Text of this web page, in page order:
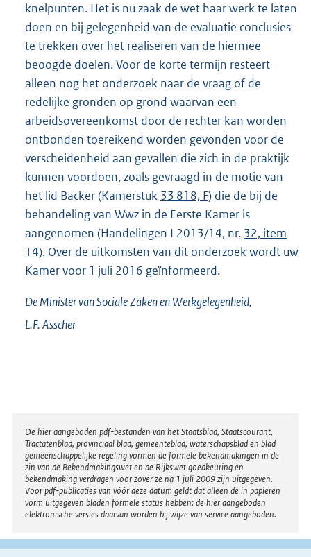
knelpunten. Het is nu zaak de wet haar werk te laten
doen en bij gelegenheid van de evaluatie conclusies
te trekken over het realiseren van de hiermee
beoogde doelen. Voor de korte termijn resteert
alleen nog het onderzoek naar de vraag of de
redelijke gronden op grond waarvan een
arbeidsovereenkomst door de rechter kan worden
ontbonden toereikend worden gevonden voor de
verscheidenheid aan gevallen die zich in de praktijk
kunnen voordoen, zoals gevraagd in de motie van
het lid Backer (Kamerstuk 33 818, F) die de bij de
behandeling van Wwz in de Eerste Kamer is
aangenomen (Handelingen I 2013/14, nr. 32, item
14). Over de uitkomsten van dit onderzoek wordt uw
Kamer voor 1 juli 2016 geïnformeerd.
De Minister van Sociale Zaken en Werkgelegenheid,
L.F.Asscher
Disclaimer
De hier aangeboden pdf-bestanden van het Staatsblad, Staatscourant,
Tractatenblad, provinciaal blad, gemeenteblad, waterschapsblad en blad
gemeenschappelijke regeling vormen de formele bekendmakingen in de
zin van de Bekendmakingswet en de Rijkswet goedkeuring en
bekendmaking verdragen voor zover ze na 1 juli 2009 zijn uitgegeven.
Voor pdf-publicaties van vóór deze datum geldt dat alleen de in papieren
vorm uitgegeven bladen formele status hebben; de hier aangeboden
elektronische versies daarvan worden bij wijze van service aangeboden.